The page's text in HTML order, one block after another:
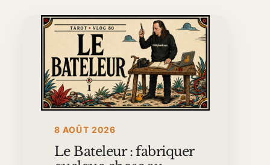
8 AOÛT 2026
Le Bateleur : fabriquer